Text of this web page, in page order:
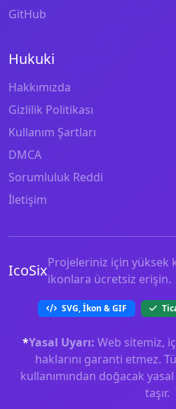
GitHub
Hukuki
Hakkımızda
Gizlilik Politikası
Kullanım Şartları
DMCA
Sorumluluk Reddi
İletişim
IcoSixProjeleriniz için yüksek
ikonlara ücretsiz erişin.
SVG, İkon & GIF
*Yasal Uyarı: Web sitemiz,
haklarını garanti etmez.
kullanımından doğacak
taşır.